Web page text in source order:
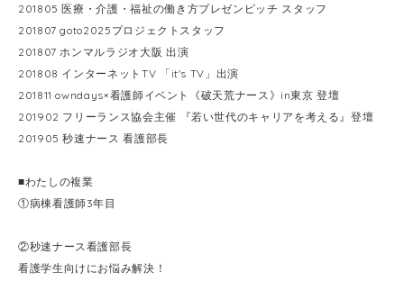
201805 医療・介護・福祉の働き方プレゼンピッチ スタッフ
201807 goto2025プロジェクトスタッフ
201807 ホンマルラジオ大阪 出演
201808 インターネットTV 「it's TV」出演
201811 owndays×看護師イベント《破天荒ナース》in東京 登壇
201902 フリーランス協会主催 『若い世代のキャリアを考える』登壇
201905 秒速ナース 看護部長
■わたしの複業
①病棟看護師3年目
②秒速ナース看護部長
看護学生向けにお悩み解決！